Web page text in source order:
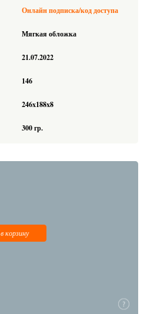
Онлайн подписка/код доступа
Мягкая обложка
21.07.2022
146
246x188x8
300 гр.
в корзину